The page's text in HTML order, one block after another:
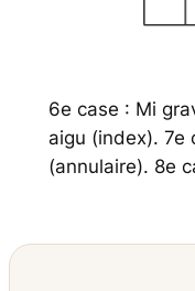
6e case : Mi
aigu (index). 7e
(annulaire). 8e